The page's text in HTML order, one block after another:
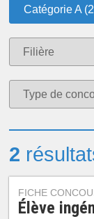
Catégorie A
2
FICHE
Élève